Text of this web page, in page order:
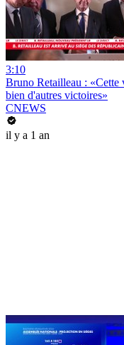
3:10
Bruno Retailleau : «Cette
bien d'autres victoires»
CNEWS
il y a 1 an